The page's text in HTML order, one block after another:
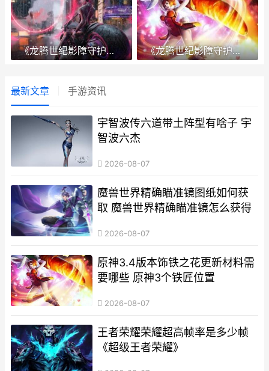
《龙腾世纪影障守护者》游戏好玩吗 特色内容说明 龙腾世纪 新作 《龙腾世纪影障守护者》同伴有哪些 《龙腾世纪》
最新文章 手游资讯
宇智波传六道带土阵型有啥子 宇
智波六杰
2026-08-07
魔兽世界精确瞄准镜图纸如何获
取 魔兽世界精确瞄准镜怎么获得
2026-08-07
原神3.4版本饰铁之花更新材料需
要哪些 原神3个铁匠位置
2026-08-07
王者荣耀荣耀超高帧率是多少帧
《超级王者荣耀》